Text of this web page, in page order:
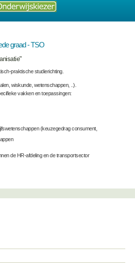
graad - TSO
praktische studierichting.
wiskunde, wetenschappen, ..).
vakken en toepassingen:
(keuzegedrag consument,
de HR-afdeling en de transportsector